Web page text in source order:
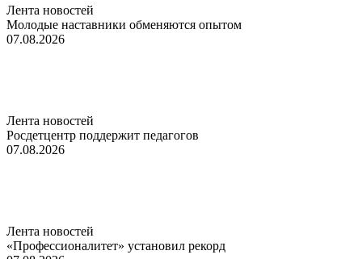
Лента новостей
Молодые наставники обменяются опытом
07.08.2026
Лента новостей
Росдетцентр поддержит педагогов
07.08.2026
Лента новостей
«Профессионалитет» установил рекорд